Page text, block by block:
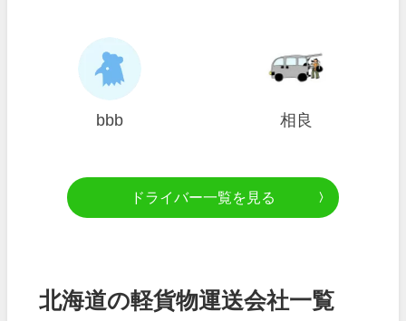
bbb 相良
ドライバー一覧を見る
北海道の軽貨物運送会社一覧